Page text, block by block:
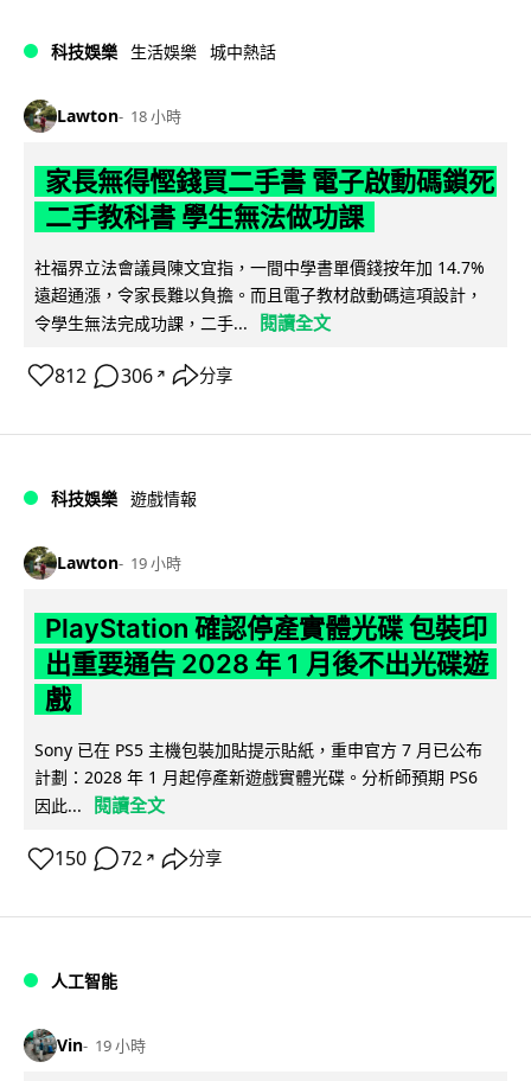
科技娛樂 生活娛樂 城中熱話
Lawton 18 小時
家長無得慳錢買二手書 電子啟動碼鎖死
二手教科書 學生無法做功課
社福界立法會議員陳文宜指，一間中學書單價錢按年加 14.7%
遠超通漲，令家長難以負擔。而且電子教材啟動碼這項設計，
令學生無法完成功課，二手...
閱讀全文
812 306 ↗ 分享
科技娛樂 遊戲情報
Lawton 19 小時
PlayStation 確認停產實體光碟 包裝印
出重要通告 2028 年 1 月後不出光碟遊
戲
Sony 已在 PS5 主機包裝加貼提示貼紙，重申官方 7 月已公布
計劃：2028 年 1 月起停產新遊戲實體光碟。分析師預期 PS6
因此...
閱讀全文
150 72 ↗ 分享
人工智能
Vin 19 小時